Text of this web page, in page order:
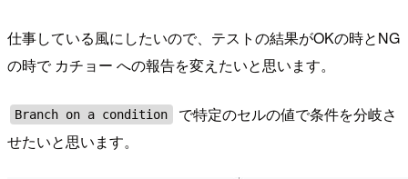
仕事している風にしたいので、テストの結果がOKの時とNG
の時で カチョー への報告を変えたいと思います。
Branch on a condition
で特定のセルの値で条件を分岐さ
せたいと思います。